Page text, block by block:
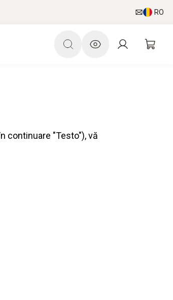
RO
continuare "Testo"), vă